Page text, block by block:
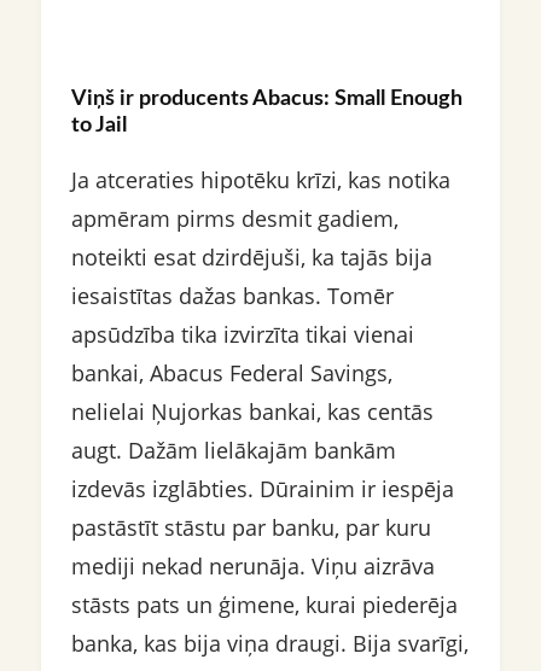
Viņš ir producents Abacus: Small Enough
to Jail
Ja atceraties hipotēku krīzi, kas notika
apmēram pirms desmit gadiem,
noteikti esat dzirdējuši, ka tajās bija
iesaistītas dažas bankas. Tomēr
apsūdzība tika izvirzīta tikai vienai
bankai, Abacus Federal Savings,
nelielai Ņujorkas bankai, kas centās
augt. Dažām lielākajām bankām
izdevās izglābties. Dūrainim ir iespēja
pastāstīt stāstu par banku, par kuru
mediji nekad nerunāja. Viņu aizrāva
stāsts pats un ģimene, kurai piederēja
banka, kas bija viņa draugi. Bija svarīgi,